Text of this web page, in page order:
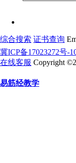
综合搜索 证书查询
冀ICP备17023272号-
在线客服 Copyright
易筋经教学